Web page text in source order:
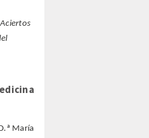
Aciertos
María